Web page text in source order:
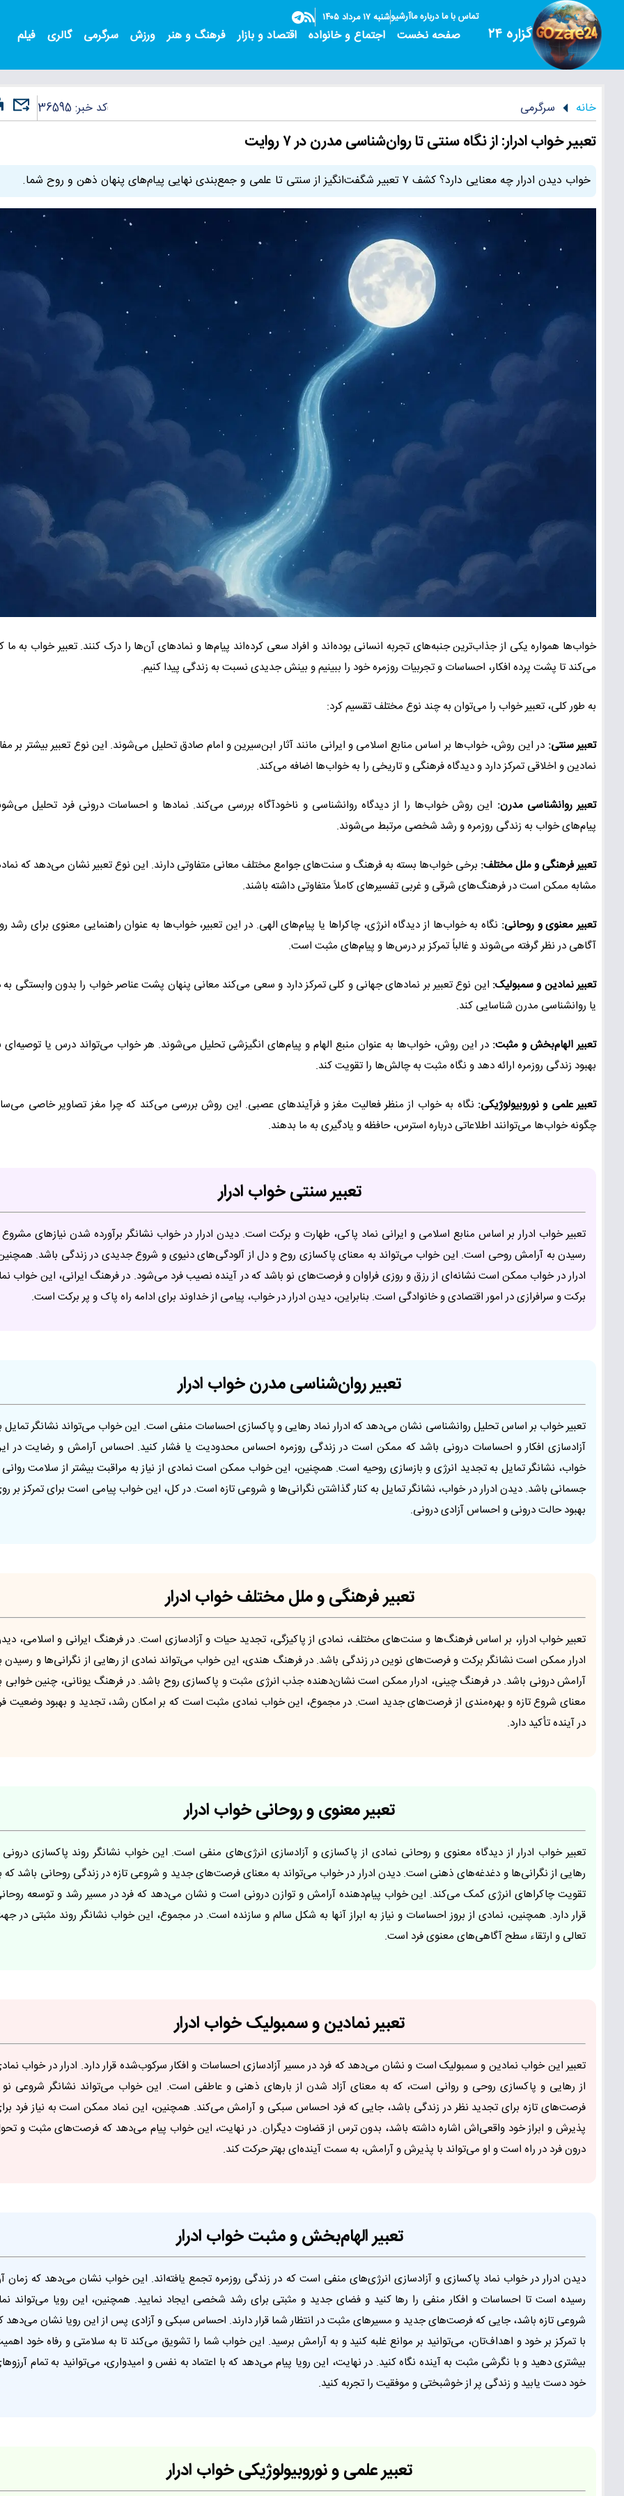
گزاره ۲۴
تماس با مادرباره ماآرشیوشنبه ۱۷ مرداد ۱۴۰۵
صفحه نخست اجتماع و خانواده اقتصاد و بازار فرهنگ و هنر ورزش سرگرمی گالری فیلم
خانه سرگرمی کد خبر:36595
تعبیر خواب ادرار: از نگاه سنتی تا روان‌شناسی مدرن در ۷ روایت
خواب دیدن ادرار چه معنایی دارد؟ کشف ۷ تعبیر شگفت‌انگیز از سنتی تا علمی و جمع‌بندی نهایی پیام‌های پنهان ذهن و روح شما.
خواب‌ها همواره یکی از جذاب‌ترین جنبه‌های تجربه انسانی بوده‌اند و افراد سعی کرده‌اند پیام‌ها و نمادهای آن‌ها را درک کنند. تعبیر خواب به
می‌کند تا پشت پرده افکار، احساسات و تجربیات روزمره خود را ببینیم و بینش جدیدی نسبت به زندگی پیدا کنیم.
به طور کلی، تعبیر خواب را می‌توان به چند نوع مختلف تقسیم کرد:
تعبیر سنتی: در این روش، خواب‌ها بر اساس منابع اسلامی و ایرانی مانند آثار ابن‌سیرین و امام صادق تحلیل می‌شوند. این نوع تعبیر بیشتر بر
نمادین و اخلاقی تمرکز دارد و دیدگاه فرهنگی و تاریخی را به خواب‌ها اضافه می‌کند.
تعبیر روانشناسی مدرن: این روش خواب‌ها را از دیدگاه روانشناسی و ناخودآگاه بررسی می‌کند. نمادها و احساسات درونی فرد تحلیل
پیام‌های خواب به زندگی روزمره و رشد شخصی مرتبط می‌شوند.
تعبیر فرهنگی و ملل مختلف: برخی خواب‌ها بسته به فرهنگ و سنت‌های جوامع مختلف معانی متفاوتی دارند. این نوع تعبیر نشان می‌دهد که
مشابه ممکن است در فرهنگ‌های شرقی و غربی تفسیرهای کاملاً متفاوتی داشته باشند.
تعبیر معنوی و روحانی: نگاه به خواب‌ها از دیدگاه انرژی، چاکراها یا پیام‌های الهی. در این تعبیر، خواب‌ها به عنوان راهنمایی معنوی برای رشد
آگاهی در نظر گرفته می‌شوند و غالباً تمرکز بر درس‌ها و پیام‌های مثبت است.
تعبیر نمادین و سمبولیک: این نوع تعبیر بر نمادهای جهانی و کلی تمرکز دارد و سعی می‌کند معانی پنهان پشت عناصر خواب را بدون وابستگی
یا روانشناسی مدرن شناسایی کند.
تعبیر الهام‌بخش و مثبت: در این روش، خواب‌ها به عنوان منبع الهام و پیام‌های انگیزشی تحلیل می‌شوند. هر خواب می‌تواند درس یا توصیه‌ای
بهبود زندگی روزمره ارائه دهد و نگاه مثبت به چالش‌ها را تقویت کند.
تعبیر علمی و نوروبیولوژیکی: نگاه به خواب از منظر فعالیت مغز و فرآیندهای عصبی. این روش بررسی می‌کند که چرا مغز تصاویر خاصی
چگونه خواب‌ها می‌توانند اطلاعاتی درباره استرس، حافظه و یادگیری به ما بدهند.
تعبیر سنتی خواب ادرار
تعبیر خواب ادرار بر اساس منابع اسلامی و ایرانی نماد پاکی، طهارت و برکت است. دیدن ادرار در خواب نشانگر برآورده شدن نیازهای
رسیدن به آرامش روحی است. این خواب می‌تواند به معنای پاکسازی روح و دل از آلودگی‌های دنیوی و شروع جدیدی در زندگی باشد.
ادرار در خواب ممکن است نشانه‌ای از رزق و روزی فراوان و فرصت‌های نو باشد که در آینده نصیب فرد می‌شود. در فرهنگ ایرانی، این خواب
برکت و سرافرازی در امور اقتصادی و خانوادگی است. بنابراین، دیدن ادرار در خواب، پیامی از خداوند برای ادامه راه پاک و پر برکت است.
تعبیر روان‌شناسی مدرن خواب ادرار
تعبیر خواب بر اساس تحلیل روانشناسی نشان می‌دهد که ادرار نماد رهایی و پاکسازی احساسات منفی است. این خواب می‌تواند نشانگر تمایل
آزادسازی افکار و احساسات درونی باشد که ممکن است در زندگی روزمره احساس محدودیت یا فشار کنید. احساس آرامش و رضایت در
خواب، نشانگر تمایل به تجدید انرژی و بازسازی روحیه است. همچنین، این خواب ممکن است نمادی از نیاز به مراقبت بیشتر از سلامت
جسمانی باشد. دیدن ادرار در خواب، نشانگر تمایل به کنار گذاشتن نگرانی‌ها و شروعی تازه است. در کل، این خواب پیامی است برای تمرکز بر
بهبود حالت درونی و احساس آزادی درونی.
تعبیر فرهنگی و ملل مختلف خواب ادرار
تعبیر خواب ادرار، بر اساس فرهنگ‌ها و سنت‌های مختلف، نمادی از پاکیزگی، تجدید حیات و آزادسازی است. در فرهنگ ایرانی و اسلامی،
ادرار ممکن است نشانگر برکت و فرصت‌های نوین در زندگی باشد. در فرهنگ هندی، این خواب می‌تواند نمادی از رهایی از نگرانی‌ها و رسیدن
آرامش درونی باشد. در فرهنگ چینی، ادرار ممکن است نشان‌دهنده جذب انرژی مثبت و پاکسازی روح باشد. در فرهنگ یونانی، چنین خوابی
معنای شروع تازه و بهره‌مندی از فرصت‌های جدید است. در مجموع، این خواب نمادی مثبت است که بر امکان رشد، تجدید و بهبود وضعیت
در آینده تأکید دارد.
تعبیر معنوی و روحانی خواب ادرار
تعبیر خواب ادرار از دیدگاه معنوی و روحانی نمادی از پاکسازی و آزادسازی انرژی‌های منفی است. این خواب نشانگر روند پاکسازی
رهایی از نگرانی‌ها و دغدغه‌های ذهنی است. دیدن ادرار در خواب می‌تواند به معنای فرصت‌های جدید و شروعی تازه در زندگی روحانی باشد که
تقویت چاکراهای انرژی کمک می‌کند. این خواب پیام‌دهنده آرامش و توازن درونی است و نشان می‌دهد که فرد در مسیر رشد و توسعه
قرار دارد. همچنین، نمادی از بروز احساسات و نیاز به ابراز آنها به شکل سالم و سازنده است. در مجموع، این خواب نشانگر روند مثبتی در
تعالی و ارتقاء سطح آگاهی‌های معنوی فرد است.
تعبیر نمادین و سمبولیک خواب ادرار
تعبیر این خواب نمادین و سمبولیک است و نشان می‌دهد که فرد در مسیر آزادسازی احساسات و افکار سرکوب‌شده قرار دارد. ادرار در خواب
از رهایی و پاکسازی روحی و روانی است، که به معنای آزاد شدن از بارهای ذهنی و عاطفی است. این خواب می‌تواند نشانگر شروعی
فرصت‌های تازه برای تجدید نظر در زندگی باشد، جایی که فرد احساس سبکی و آرامش می‌کند. همچنین، این نماد ممکن است به نیاز فرد
پذیرش و ابراز خود واقعی‌اش اشاره داشته باشد، بدون ترس از قضاوت دیگران. در نهایت، این خواب پیام می‌دهد که فرصت‌های مثبت و
درون فرد در راه است و او می‌تواند با پذیرش و آرامش، به سمت آینده‌ای بهتر حرکت کند.
تعبیر الهام‌بخش و مثبت خواب ادرار
دیدن ادرار در خواب نماد پاکسازی و آزادسازی انرژی‌های منفی است که در زندگی روزمره تجمع یافته‌اند. این خواب نشان می‌دهد که زمان
رسیده است تا احساسات و افکار منفی را رها کنید و فضای جدید و مثبتی برای رشد شخصی ایجاد نمایید. همچنین، این رویا می‌تواند
شروعی تازه باشد، جایی که فرصت‌های جدید و مسیرهای مثبت در انتظار شما قرار دارند. احساس سبکی و آزادی پس از این رویا نشان می‌دهد
با تمرکز بر خود و اهداف‌تان، می‌توانید بر موانع غلبه کنید و به آرامش برسید. این خواب شما را تشویق می‌کند تا به سلامتی و رفاه خود
بیشتری دهید و با نگرشی مثبت به آینده نگاه کنید. در نهایت، این رویا پیام می‌دهد که با اعتماد به نفس و امیدواری، می‌توانید به تمام
خود دست یابید و زندگی پر از خوشبختی و موفقیت را تجربه کنید.
تعبیر علمی و نوروبیولوژیکی خواب ادرار